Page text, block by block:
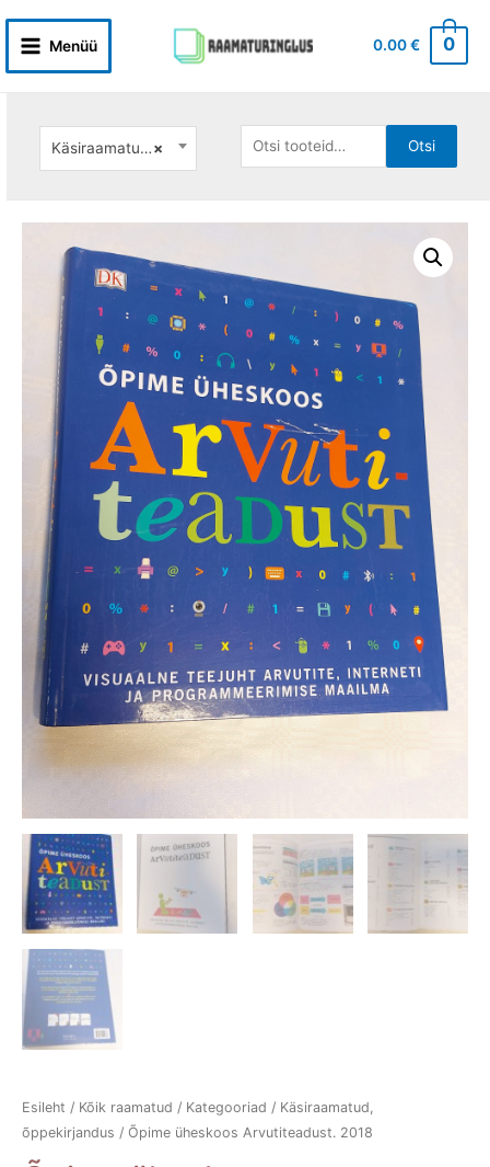
content
Main
Menüü 0.00€ 0
×
Käsiraamatud, õppekirjandus
Otsi: Otsi
Esileht / Kõik raamatud / Kategooriad / Käsiraamatud,
õppekirjandus / Õpime üheskoos Arvutiteadust. 2018